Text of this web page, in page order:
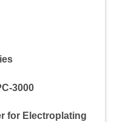
3000
for Electroplating